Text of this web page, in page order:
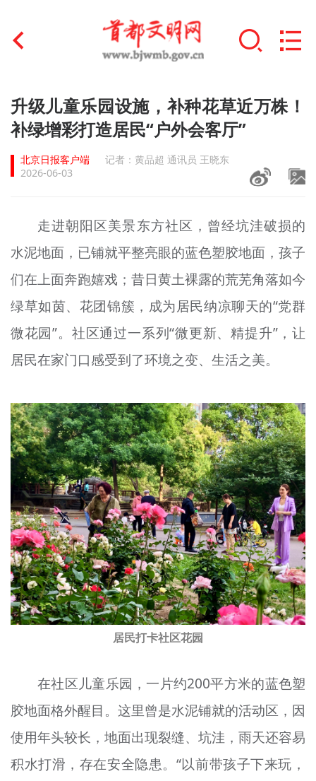
首页
文明创建
文明实践
未成年人思想道德建设
榜样人物
+
身边好人
文明评论
北京宣传文化引导基金
宣传思想文化人才
专题
资料库
+
升级儿童乐园设施，补种花草近万株！
补绿增彩打造居民“户外会客厅”
北京日报客户端
记者：黄品超 通讯员 王晓东
2026-06-03
走进朝阳区美景东方社区，曾经坑洼破损的
水泥地面，已铺就平整亮眼的蓝色塑胶地面，孩子
们在上面奔跑嬉戏；昔日黄土裸露的荒芜角落如今
绿草如茵、花团锦簇，成为居民纳凉聊天的“党群
微花园”。社区通过一系列“微更新、精提升”，让
居民在家门口感受到了环境之变、生活之美。
居民打卡社区花园
在社区儿童乐园，一片约200平方米的蓝色塑
胶地面格外醒目。这里曾是水泥铺就的活动区，因
使用年头较长，地面出现裂缝、坑洼，雨天还容易
积水打滑，存在安全隐患。“以前带孩子下来玩，